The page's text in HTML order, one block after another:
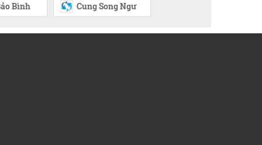
Bình Cung Song Ngư